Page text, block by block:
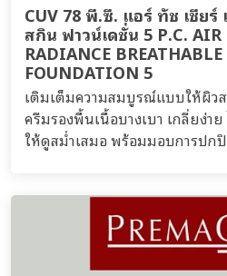
CUV 78 พี.ซี. แอร์ ทัช เชียร์
สกิน ฟาวน์เดชั่น 5 P.C. AIR
RADIANCE
FOUNDATION 5
เติมเต็มความสมบูรณ์แบบให้ผิว
ครีมรองพื้นเนื้อบางเบา เกลี่ยง่
ให้ดูสม่ำเสมอ พร้อมมอบการปก